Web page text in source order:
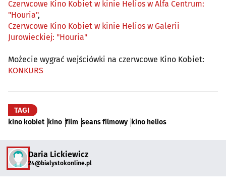
Czerwcowe Kino Kobiet w kinie Helios w Alfa Centrum:
"Houria",
Czerwcowe Kino Kobiet w kinie Helios w Galerii
Jurowieckiej: "Houria"
Możecie wygrać wejściówki na czerwcowe Kino Kobiet:
KONKURS
TAGI
kino kobiet kino film seans filmowy kino helios
Daria Lickiewicz
24@bialystokonline.pl